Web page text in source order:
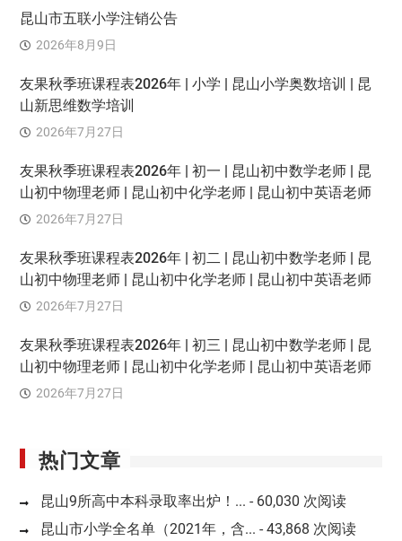
昆山市五联小学注销公告
2026年8月9日
友果秋季班课程表2026年 | 小学 | 昆山小学奥数培训 | 昆
山新思维数学培训
2026年7月27日
友果秋季班课程表2026年 | 初一 | 昆山初中数学老师 | 昆
山初中物理老师 | 昆山初中化学老师 | 昆山初中英语老师
2026年7月27日
友果秋季班课程表2026年 | 初二 | 昆山初中数学老师 | 昆
山初中物理老师 | 昆山初中化学老师 | 昆山初中英语老师
2026年7月27日
友果秋季班课程表2026年 | 初三 | 昆山初中数学老师 | 昆
山初中物理老师 | 昆山初中化学老师 | 昆山初中英语老师
2026年7月27日
热门文章
昆山9所高中本科录取率出炉！... - 60,030 次阅读
昆山市小学全名单（2021年，含... - 43,868 次阅读